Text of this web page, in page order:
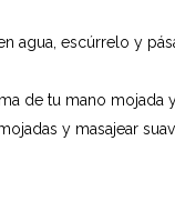
agua, escúrrelo y
de tu mano mojada
y masajear